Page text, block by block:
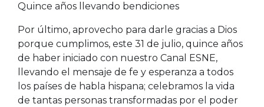
Quince años llevando bendiciones
Por último, aprovecho para darle gracias a Dios
porque cumplimos, este 31 de julio, quince años
de haber iniciado con nuestro Canal ESNE,
llevando el mensaje de fe y esperanza a todos
los países de habla hispana; celebramos la vida
de tantas personas transformadas por el poder